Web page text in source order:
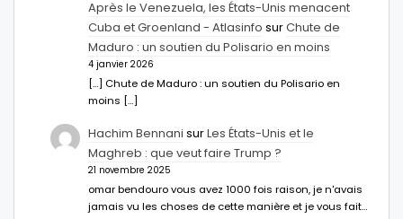
Après le Venezuela, les États-Unis menacent
Cuba et Groenland - Atlasinfo surChute de
Maduro : un soutien du Polisario en moins
4 janvier 2026
[…] Chute de Maduro : un soutien du Polisario en
moins […]
Hachim Bennani surLes États-Unis et le
Maghreb : que veut faire Trump ?
21 novembre 2025
omar bendouro vous avez 1000 fois raison, je n'avais
jamais vu les choses de cette manière et je vous fait…